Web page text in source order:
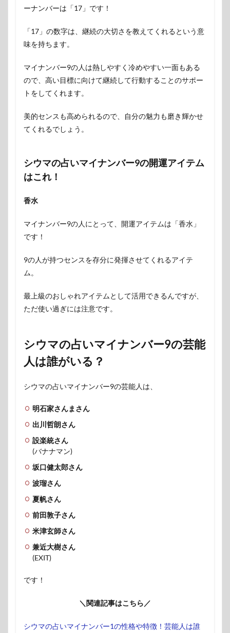
ーナンバーは「17」です！
「17」の数字は、継続の大切さを教えてくれるという意
味を持ちます。
マイナンバー9の人は熱しやすく冷めやすい一面もある
ので、高い目標に向けて継続して行動することのサポー
トをしてくれます。
美的センスも高められるので、自分の魅力も磨き輝かせ
てくれるでしょう。
シウマの占いマイナンバー9の開運アイテム
はこれ！
香水
マイナンバー9の人にとって、開運アイテムは「香水」
です！
9の人が持つセンスを存分に発揮させてくれるアイテ
ム。
最上級のおしゃれアイテムとして活用できるんですが、
ただ使い過ぎには注意です。
シウマの占いマイナンバー9の芸能
人は誰がいる？
シウマの占いマイナンバー9の芸能人は、
明石家さんまさん
出川哲朗さん
設楽統さん
(バナナマン)
坂口健太郎さん
波瑠さん
夏帆さん
前田敦子さん
米津玄師さん
兼近大樹さん
(EXIT)
です！
＼関連記事はこちら／
シウマの占いマイナンバー1の性格や特徴！芸能人は誰